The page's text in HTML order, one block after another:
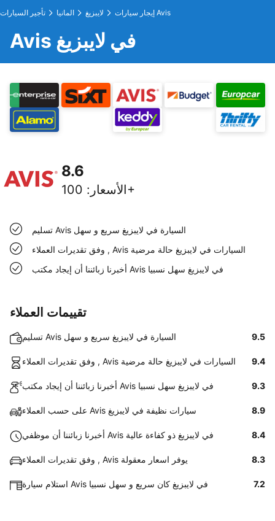
تأجير السيارات المانيا لايبزيغ إيجار سيارات Avis
Avis في لايبزيغ
8.6
الأسعار : 100+
تسليم Avis السيارة في لايبزيغ سريع و سهل
وفق تقديرات العملاء , Avis السيارات في لايبزيغ حالة مرضية
أخبرنا زبائننا أن إيجاد مكتب Avis في لايبزيغ سهل نسبيا
تقييمات العملاء
تسليم Avis السيارة في لايبزيغ سريع و سهل 9.5
وفق تقديرات العملاء , Avis السيارات في لايبزيغ حالة مرضية 9.4
أخبرنا زبائننا أن إيجاد مكتب Avis في لايبزيغ سهل نسبيا 9.3
على حسب العملاء Avis سيارات نظيفة في لايبزيغ 8.9
أخبرنا زبائننا أن موظفي Avis في لايبزيغ ذو كفاءة عالية 8.4
وفق تقديرات العملاء , Avis يوفر اسعار معقولة 8.3
استلام سيارة Avis في لايبزيغ كان سريع و سهل نسبيا 7.2